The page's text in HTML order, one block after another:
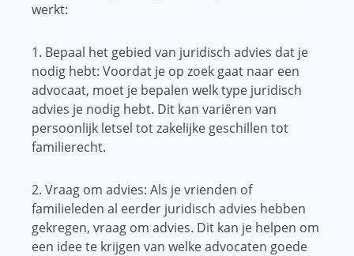
werkt:
1. Bepaal het gebied van juridisch advies dat je
nodig hebt: Voordat je op zoek gaat naar een
advocaat, moet je bepalen welk type juridisch
advies je nodig hebt. Dit kan variëren van
persoonlijk letsel tot zakelijke geschillen tot
familierecht.
2. Vraag om advies: Als je vrienden of
familieleden al eerder juridisch advies hebben
gekregen, vraag om advies. Dit kan je helpen om
een ​​idee te krijgen van welke advocaten goede